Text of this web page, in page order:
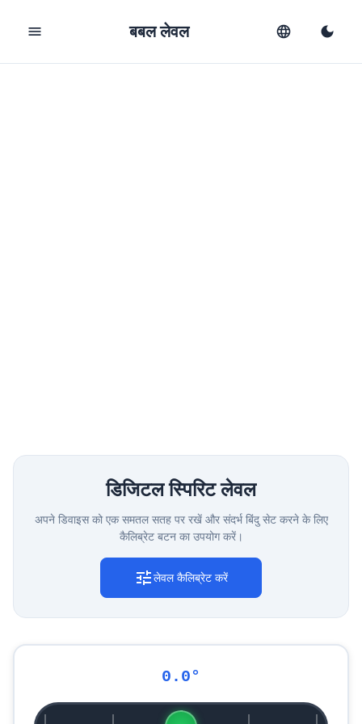
menu बबल लेवल language dark_mode
डिजिटल स्पिरिट लेवल
अपने डिवाइस को एक समतल सतह पर रखें और संदर्भ बिंदु सेट करने के लिए
कैलिब्रेट बटन का उपयोग करें।
tuneलेवल कैलिब्रेट करें
0.0°